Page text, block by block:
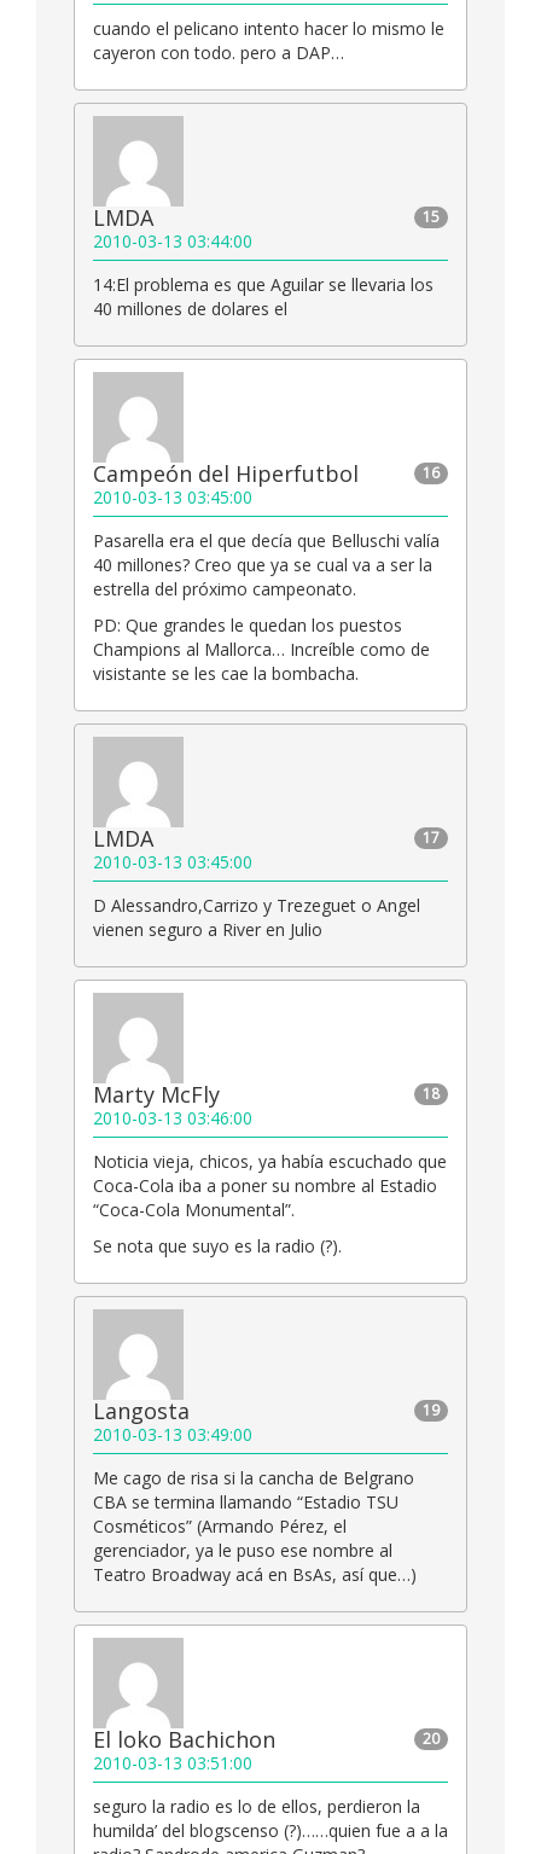
cuando el pelicano intento hacer lo mismo le
cayeron con todo. pero a DAP…
15
LMDA
2010-03-13 03:44:00
14:El problema es que Aguilar se llevaria los
40 millones de dolares el
16
Campeón del Hiperfutbol
2010-03-13 03:45:00
Pasarella era el que decía que Belluschi valía
40 millones? Creo que ya se cual va a ser la
estrella del próximo campeonato.
PD: Que grandes le quedan los puestos
Champions al Mallorca… Increíble como de
visistante se les cae la bombacha.
17
LMDA
2010-03-13 03:45:00
D Alessandro,Carrizo y Trezeguet o Angel
vienen seguro a River en Julio
18
Marty McFly
2010-03-13 03:46:00
Noticia vieja, chicos, ya había escuchado que
Coca-Cola iba a poner su nombre al Estadio
“Coca-Cola Monumental”.
Se nota que suyo es la radio (?).
19
Langosta
2010-03-13 03:49:00
Me cago de risa si la cancha de Belgrano
CBA se termina llamando “Estadio TSU
Cosméticos” (Armando Pérez, el
gerenciador, ya le puso ese nombre al
Teatro Broadway acá en BsAs, así que…)
20
El loko Bachichon
2010-03-13 03:51:00
seguro la radio es lo de ellos, perdieron la
humilda’ del blogscenso (?)……quien fue a a la